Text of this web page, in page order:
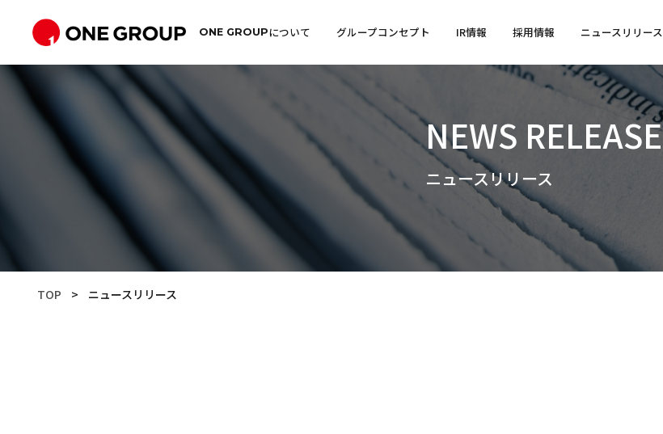
ONE GROUPについて グループコンセプト IR情報 採用情報 ニュースリリース
NEWS RELEASE
ニュースリリース
TOP > ニュースリリース